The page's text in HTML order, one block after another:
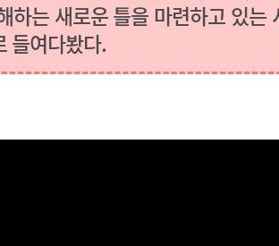
하는 새로운 틀을 마련하고 있는
들여다봤다.